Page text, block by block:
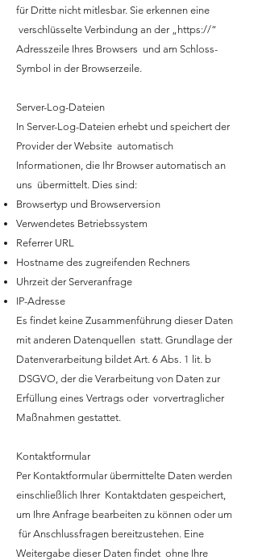
für Dritte nicht mitlesbar. Sie erkennen eine
verschlüsselte Verbindung an der „https://“
Adresszeile Ihres Browsers und am Schloss-
Symbol in der Browserzeile.
Server-Log-Dateien
In Server-Log-Dateien erhebt und speichert der
Provider der Website automatisch
Informationen, die Ihr Browser automatisch an
uns übermittelt. Dies sind:
Browsertyp und Browserversion
Verwendetes Betriebssystem
Referrer URL
Hostname des zugreifenden Rechners
Uhrzeit der Serveranfrage
IP-Adresse
Es findet keine Zusammenführung dieser Daten
mit anderen Datenquellen statt. Grundlage der
Datenverarbeitung bildet Art. 6 Abs. 1 lit. b
DSGVO, der die Verarbeitung von Daten zur
Erfüllung eines Vertrags oder vorvertraglicher
Maßnahmen gestattet.
Kontaktformular
Per Kontaktformular übermittelte Daten werden
einschließlich Ihrer Kontaktdaten gespeichert,
um Ihre Anfrage bearbeiten zu können oder um
für Anschlussfragen bereitzustehen. Eine
Weitergabe dieser Daten findet ohne Ihre